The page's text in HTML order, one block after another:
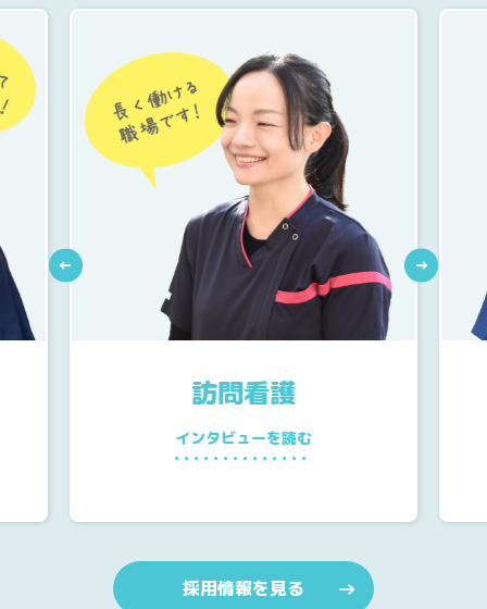
老人保健施設さんとめ（所沢市）
老人保健施設みぬま（川口市）
訪問看護
インタビューを読む
← →
採用情報を見る